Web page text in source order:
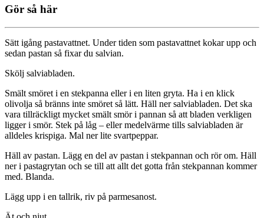
Gör så här
Sätt igång pastavattnet. Under tiden som pastavattnet kokar upp och
sedan pastan så fixar du salvian.
Skölj salviabladen.
Smält smöret i en stekpanna eller i en liten gryta. Ha i en klick
olivolja så bränns inte smöret så lätt. Häll ner salviabladen. Det ska
vara tillräckligt mycket smält smör i pannan så att bladen verkligen
ligger i smör. Stek på låg – eller medelvärme tills salviabladen är
alldeles krispiga. Mal ner lite svartpeppar.
Häll av pastan. Lägg en del av pastan i stekpannan och rör om. Häll
ner i pastagrytan och se till att allt det gotta från stekpannan kommer
med. Blanda.
Lägg upp i en tallrik, riv på parmesanost.